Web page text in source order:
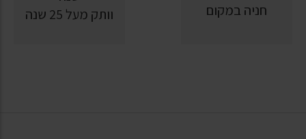
חניה במקום וותק מעל 25 שנה